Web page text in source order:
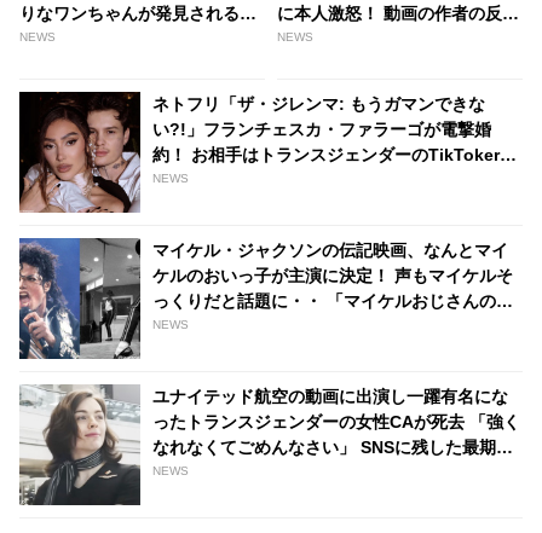
りなワンちゃんが発見される
「スヌーピーが生命を宿した」
NEWS
に本人激怒！ 動画の作者の反応
は・・[動画あり] - tvgroove
NEWS
ネトフリ「ザ・ジレンマ: もうガマンできな
い?!」フランチェスカ・ファラーゴが電撃婚
約！ お相手はトランスジェンダーのTikToker、
しあわせいっぱいの姿をシェア［写真あり］ -
NEWS
マイケル・ジャクソンの伝記映画、なんとマイ
ケルのおいっ子が主演に決定！ 声もマイケルそ
っくりだと話題に・・ 「マイケルおじさんの物
語に命を吹き込むことができて光栄」[動画あり]
NEWS
ユナイテッド航空の動画に出演し一躍有名にな
ったトランスジェンダーの女性CAが死去 「強く
なれなくてごめんなさい」 SNSに残した最期の
言葉とは・・ - tvgroove
NEWS